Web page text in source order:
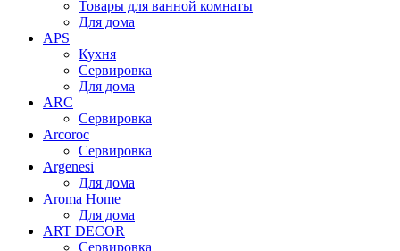
Товары для ванной комнаты
Для дома
APS
Кухня
Сервировка
Для дома
ARC
Сервировка
Arcoroc
Сервировка
Argenesi
Для дома
Aroma Home
Для дома
ART DECOR
Сервировка